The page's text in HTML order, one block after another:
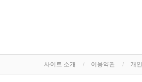
사이트 소개 이용약관 개